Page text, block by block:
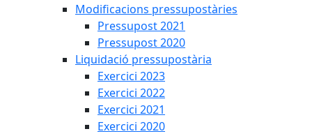
Modificacions pressupostàries
Pressupost 2021
Pressupost 2020
Liquidació pressupostària
Exercici 2023
Exercici 2022
Exercici 2021
Exercici 2020